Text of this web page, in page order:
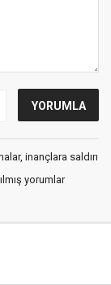
inançlara saldırı
yorumlar